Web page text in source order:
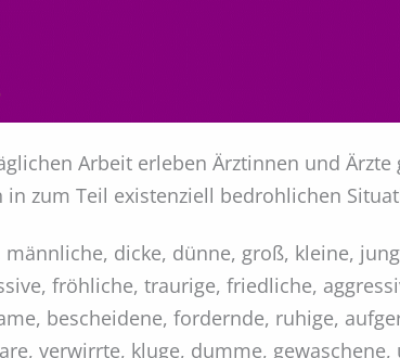
Arbeit erleben Ärztinnen und Ärzte
in zum Teil existenziell bedrohlichen
dicke, dünne, groß, kleine,
fröhliche, traurige, friedliche,
bescheidene, fordernde, ruhige,
verwirrte, kluge, dumme, gewaschene,